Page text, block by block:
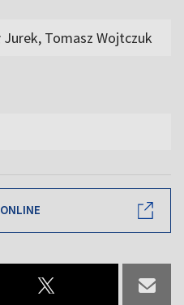
Jurek, Tomasz Wojtczuk